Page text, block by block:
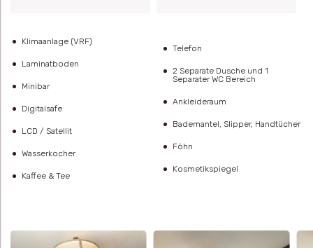
Klimaanlage (VRF)
Laminatboden
Minibar
Digitalsafe
LCD / Satellit
Wasserkocher
Kaffee & Tee
Telefon
2 Separate Dusche und 1
Separater WC Bereich
Ankleideraum
Bademantel, Slipper, Handtücher
Föhn
Kosmetikspiegel